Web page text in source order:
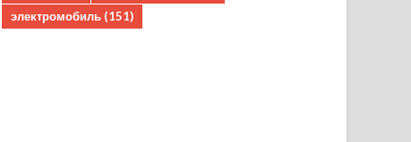
электромобиль (151)